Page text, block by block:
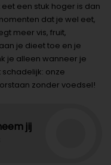
een stuk hoger is dan
dat je wel eet,
meer vis, fruit,
je dieet toe en je
je alleen wanneer je
onze
zonder voedsel!
jij